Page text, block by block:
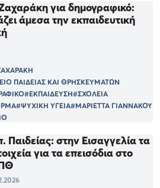
για δημογραφικό:
άμεσα την εκπαιδευτική
ΠΑΙΔΕΙΑΣ ΚΑΙ ΘΡΗΣΚΕΥΜΑΤΩΝ
#ΕΚΠΑΙΔΕΥΣΗ#ΣΧΟΛΕΙΑ
#ΨΥΧΙΚΗ ΥΓΕΙΑ#ΜΑΡΙΕΤΤΑ ΓΙΑΝΝΑΚΟΥ
Παιδείας: στην Εισαγγελία τα
για τα επεισόδια στο